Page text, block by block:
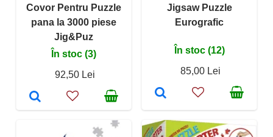
Covor Pentru Puzzle
pana la 3000 piese
Jig&Puz
În stoc (3)
92,50 Lei
Jigsaw Puzzle
Eurografic
În stoc (12)
85,00 Lei